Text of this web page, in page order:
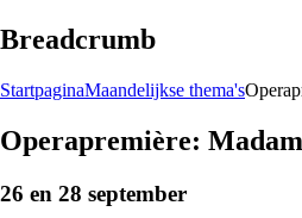
Breadcrumb
StartpaginaMaandelijkse thema's
Operapremière:
26 en 28 september